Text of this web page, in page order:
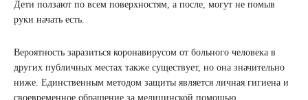
Дети ползают по всем поверхностям, а после, могут не помыв
руки начать есть.
Вероятность заразиться коронавирусом от больного человека в
других публичных местах также существует, но она значительно
ниже. Единственным методом защиты является личная гигиена и
своевременное обращение за медицинской помощью.